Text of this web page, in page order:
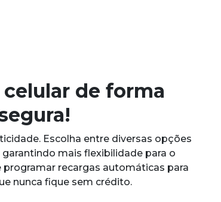
de forma
Escolha entre diversas opções
mais flexibilidade para o
programar recargas automáticas para
nunca fique sem crédito.